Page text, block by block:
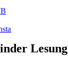
Lesung